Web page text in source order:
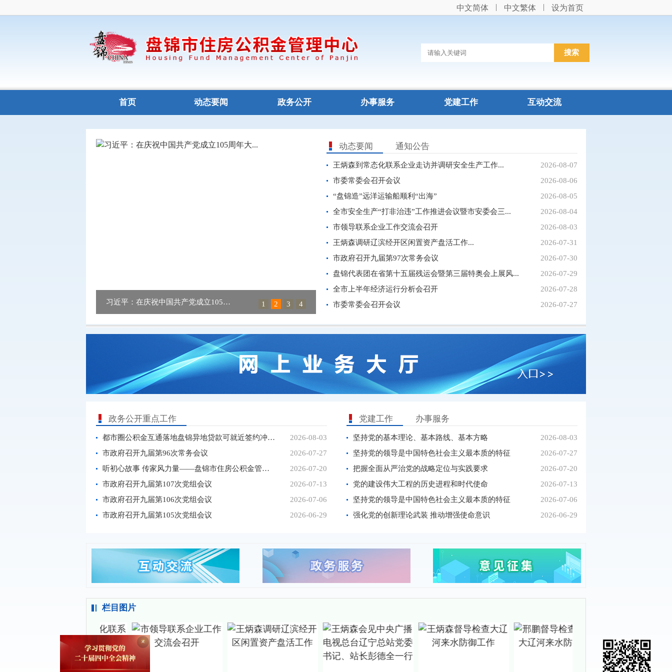
中文简体 中文繁体 设为首页
首页 动态要闻 政务公开 办事服务 党建工作 互动交流
习近平：在庆祝中国共产党成立105周年大... 1 2 3 4
动态要闻 通知公告
王炳森到常态化联系企业走访并调研安全生产工作...
2026-08-07
市委常委会召开会议
2026-08-06
“盘锦造”远洋运输船顺利“出海”
2026-08-05
全市安全生产“打非治违”工作推进会议暨市安委会三...
2026-08-04
市领导联系企业工作交流会召开
2026-08-03
王炳森调研辽滨经开区闲置资产盘活工作...
2026-07-31
市政府召开九届第97次常务会议
2026-07-30
盘锦代表团在省第十五届残运会暨第三届特奥会上展风...
2026-07-29
全市上半年经济运行分析会召开
2026-07-28
市委常委会召开会议
2026-07-27
政务公开重点工作
都市圈公积金互通落地盘锦异地贷款可就近签约冲还贷
2026-08-03
市政府召开九届第96次常务会议
2026-07-27
听初心故事 传家风力量——盘锦市住房公积金管理中心举办“初心映家风 喜迎建党华诞” 红色故事分享会
2026-07-20
市政府召开九届第107次党组会议
2026-07-13
市政府召开九届第106次党组会议
2026-07-06
市政府召开九届第105次党组会议
2026-06-29
党建工作 办事服务
坚持党的基本理论、基本路线、基本方略
2026-08-03
坚持党的领导是中国特色社会主义最本质的特征
2026-07-27
把握全面从严治党的战略定位与实践要求
2026-07-20
党的建设伟大工程的历史进程和时代使命
2026-07-13
坚持党的领导是中国特色社会主义最本质的特征
2026-07-06
强化党的创新理论武装 推动增强使命意识
2026-06-29
栏目图片
×